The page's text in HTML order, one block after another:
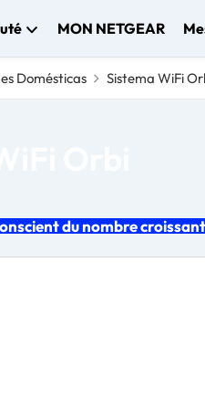
MON NETGEAR
Domésticas Sistema WiFi
du nombre